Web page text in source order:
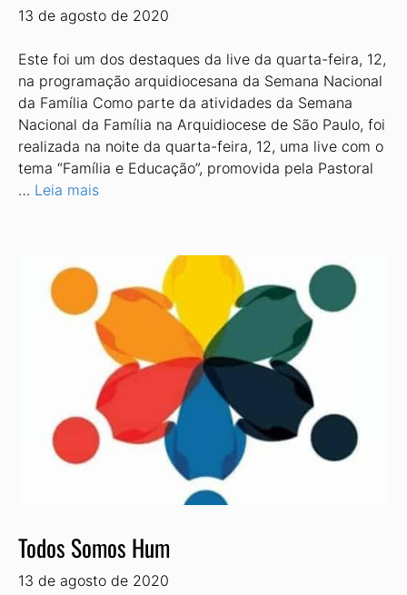
13 de agosto de 2020
Este foi um dos destaques da live da quarta-feira, 12,
na programação arquidiocesana da Semana Nacional
da Família Como parte da atividades da Semana
Nacional da Família na Arquidiocese de São Paulo, foi
realizada na noite da quarta-feira, 12, uma live com o
tema “Família e Educação”, promovida pela Pastoral
… Leia mais
Todos Somos Hum
13 de agosto de 2020